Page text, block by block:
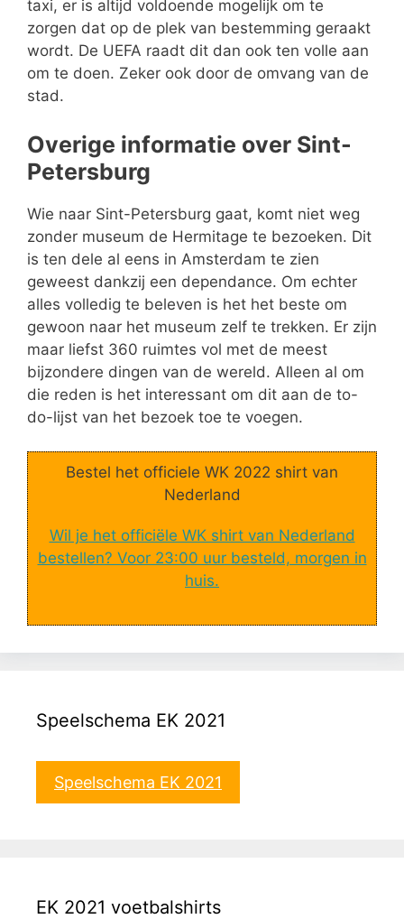
taxi, er is altijd voldoende mogelijk om te
zorgen dat op de plek van bestemming geraakt
wordt. De UEFA raadt dit dan ook ten volle aan
om te doen. Zeker ook door de omvang van de
stad.
Overige informatie over Sint-
Petersburg
Wie naar Sint-Petersburg gaat, komt niet weg
zonder museum de Hermitage te bezoeken. Dit
is ten dele al eens in Amsterdam te zien
geweest dankzij een dependance. Om echter
alles volledig te beleven is het het beste om
gewoon naar het museum zelf te trekken. Er zijn
maar liefst 360 ruimtes vol met de meest
bijzondere dingen van de wereld. Alleen al om
die reden is het interessant om dit aan de to-
do-lijst van het bezoek toe te voegen.
Bestel het officiele WK 2022 shirt van
Nederland
Wil je het officiële WK shirt van Nederland
bestellen? Voor 23:00 uur besteld, morgen in
huis.
Speelschema EK 2021
Speelschema EK 2021
EK 2021 voetbalshirts